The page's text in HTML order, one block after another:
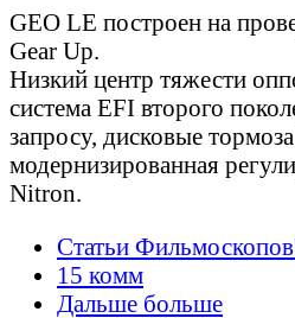
GEO LE построен на
Gear Up.
Низкий центр тяжести
система EFI второго
запросу, дисковые
модернизированная
Nitron.
Статьи
15 комм
Дальше больше